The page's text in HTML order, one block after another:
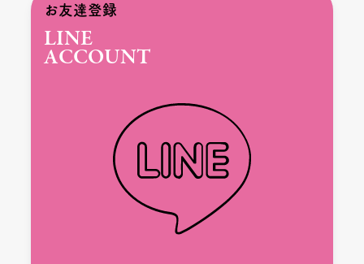
お友達登録
LINE
ACCOUNT